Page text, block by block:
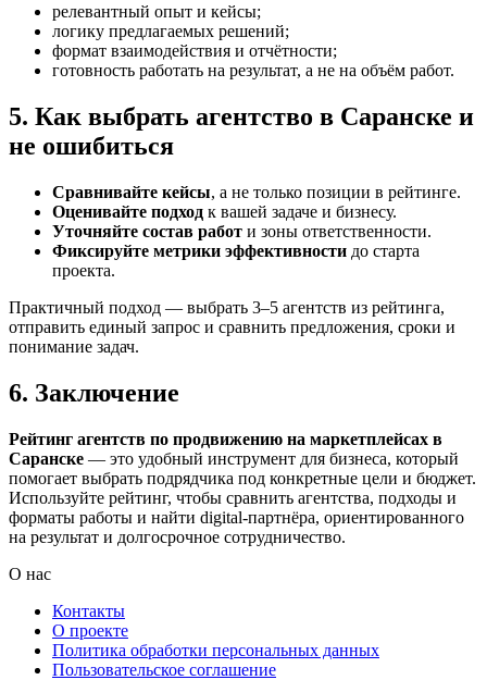
релевантный опыт и кейсы;
логику предлагаемых решений;
формат взаимодействия и отчётности;
готовность работать на результат, а не на объём работ.
5. Как выбрать агентство в Саранске и
не ошибиться
Сравнивайте кейсы, а не только позиции в рейтинге.
Оценивайте подход к вашей задаче и бизнесу.
Уточняйте состав работ и зоны ответственности.
Фиксируйте метрики эффективности до старта
проекта.
Практичный подход — выбрать 3–5 агентств из рейтинга,
отправить единый запрос и сравнить предложения, сроки и
понимание задач.
6. Заключение
Рейтинг агентств по продвижению на маркетплейсах в
Саранске — это удобный инструмент для бизнеса, который
помогает выбрать подрядчика под конкретные цели и бюджет.
Используйте рейтинг, чтобы сравнить агентства, подходы и
форматы работы и найти digital-партнёра, ориентированного
на результат и долгосрочное сотрудничество.
О нас
Контакты
О проекте
Политика обработки персональных данных
Пользовательское соглашение